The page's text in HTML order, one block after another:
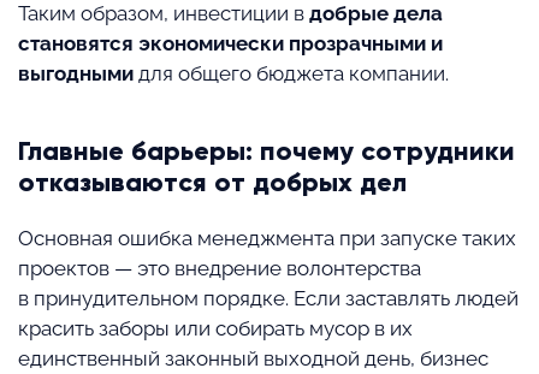
Таким образом, инвестиции в добрые дела
становятся экономически прозрачными и
выгодными для общего бюджета компании.
Главные барьеры: почему сотрудники
отказываются от добрых дел
Основная ошибка менеджмента при запуске таких
проектов — это внедрение волонтерства
в принудительном порядке. Если заставлять людей
красить заборы или собирать мусор в их
единственный законный выходной день, бизнес